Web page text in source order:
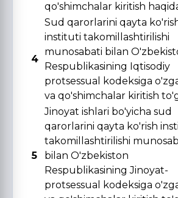
qo'shimchalar kiritish
4
Sud qarorlarini qayta
instituti takomillashtirilishi
munosabati bilan
Respublikasining Iqtisodiy
protsessual kodeksiga
va qo'shimchalar kiritish
5
Jinoyat ishlari bo'yicha sud
qarorlarini qayta ko'rish
takomillashtirilishi
bilan O'zbekiston
Respublikasining Jinoyat-
protsessual kodeksiga